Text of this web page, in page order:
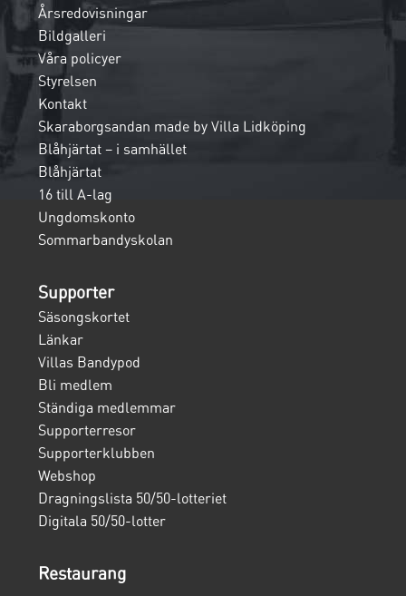
Årsredovisningar
Bildgalleri
Våra policyer
Styrelsen
Kontakt
Skaraborgsandan made by Villa Lidköping
Blåhjärtat – i samhället
Blåhjärtat
16 till A-lag
Ungdomskonto
Sommarbandyskolan
Supporter
Säsongskortet
Länkar
Villas Bandypod
Bli medlem
Ständiga medlemmar
Supporterresor
Supporterklubben
Webshop
Dragningslista 50/50-lotteriet
Digitala 50/50-lotter
Restaurang